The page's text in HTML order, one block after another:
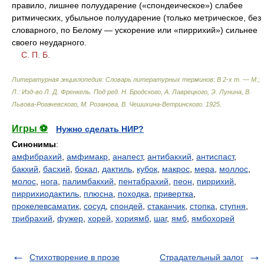
правило, лишнее полуударение («спондеическое») слабее
ритмических, убыльное полуударение (только метрическое, без
словарного, по Белому — ускорение или «пиррихий») сильнее
своего неударного.
С. П. Б.
Литературная энциклопедия: Словарь литературных терминов: В 2-х т. — М.;
Л.: Изд-во Л. Д. Френкель Под ред. Н. Бродского, А. Лаврецкого, Э. Лунина, В.
Львова-Рогачевского, М. Розанова, В. Чешихина-Ветринского 1925
Игры ⚽
Нужно сделать НИР?
Синонимы:
амфибрахий амфимакр анапест, антибакхий антиспаст,
бакхий басхий бокал дактиль кубок макрос мера моллос
молос нога палимбакхий пентабрахий пеон пиррихий
пиррихиодактиль плюсна походка привертка
прокелевсаматик сосуд спондей стаканчик стопка ступня
трибрахий фужер хорей хориямб шаг, ямб ямбохорей
Стихотворение в прозе Страдательный залог